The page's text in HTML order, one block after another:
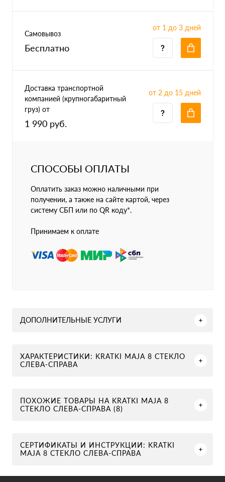
Самовывоз
Бесплатно
от 1 до 3 дней
Доставка транспортной
компанией (крупногабаритный
груз) от
1 990 руб.
от 2 до 15 дней
СПОСОБЫ ОПЛАТЫ
Оплатить заказ можно наличными при
получении, а также на сайте картой, через
систему СБП или по QR коду*.
Принимаем к оплате
ДОПОЛНИТЕЛЬНЫЕ УСЛУГИ
ХАРАКТЕРИСТИКИ: KRATKI MAJA 8 СТЕКЛО
СЛЕВА-СПРАВА
ПОХОЖИЕ ТОВАРЫ НА KRATKI MAJA 8
СТЕКЛО СЛЕВА-СПРАВА (8)
СЕРТИФИКАТЫ И ИНСТРУКЦИИ: KRATKI
MAJA 8 СТЕКЛО СЛЕВА-СПРАВА